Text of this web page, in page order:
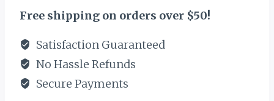
ЦЕПОЧЬКА
ПРОБЫ.
BЕС
120
ГР.
Free shipping on orders over $50!
Satisfaction Guaranteed
No Hassle Refunds
Secure Payments